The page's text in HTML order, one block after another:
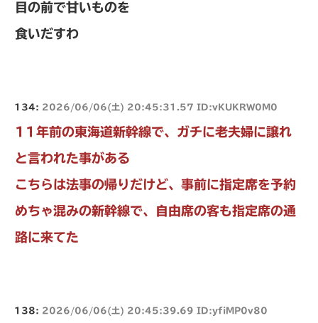
目の前で甘いものを
食いだすわ
134: 2026/06/06(土) 20:45:31.57 ID:vKUKRW0M0
11年前の東海道新幹線で、ガチに老夫婦に譲れ
と言われた事がある
こちらは法事の帰りだけど、事前に指定席を予約
めちゃ混みの新幹線で、自由席の客も指定席の通
路に来てた
138: 2026/06/06(土) 20:45:39.69 ID:yfiMP0v80